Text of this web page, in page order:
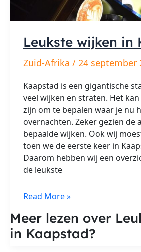
Leukste wijken in
Zuid-Afrika / 24 september
Kaapstad is een gigantische
veel wijken en straten. Het
zijn om te bepalen waar je nu
overnachten. Zeker gezien de
bepaalde wijken. Ook wij
toen we de eerste keer in
Daarom hebben wij een
de leukste
Leukste
in
Kaapstad
Read More »
Meer lezen over
in Kaapstad?